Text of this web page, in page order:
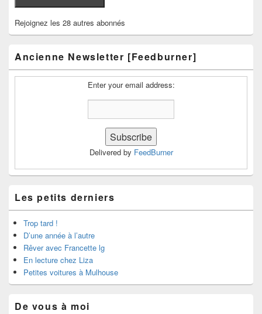
Rejoignez les 28 autres abonnés
Ancienne Newsletter [Feedburner]
Enter your email address:
Delivered by FeedBurner
Les petits derniers
Trop tard !
D’une année à l’autre
Rêver avec Francette lg
En lecture chez Liza
Petites voitures à Mulhouse
De vous à moi